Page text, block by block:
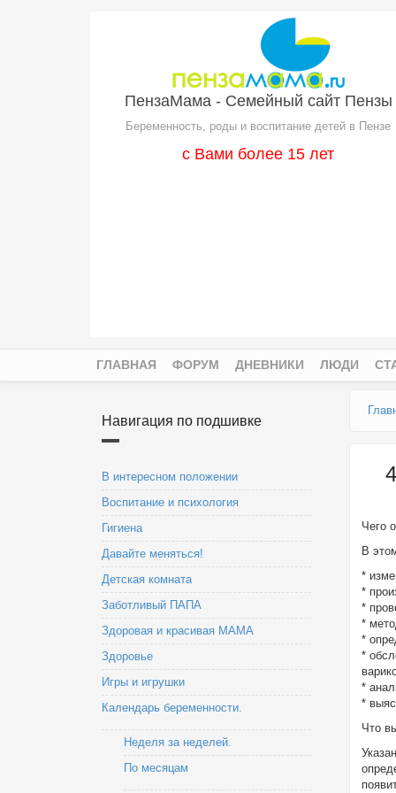
ПензаМама - Семейный сайт Пензы
Беременность, роды и воспитание детей в Пензе
с Вами более 15 лет
ГЛАВНАЯ ФОРУМ ДНЕВНИКИ ЛЮДИ
Навигация по подшивке
В интересном положении
Воспитание и психология
Гигиена
Давайте меняться!
Детская комната
Заботливый ПАПА
Здоровая и красивая МАМА
Здоровье
Игры и игрушки
Календарь беременности.
Неделя за неделей.
По месяцам
Чего
В
*
*
*
*
*
*
*
*
Что